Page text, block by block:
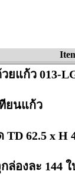
ยแก้ว 013-
ยนแก้ว
TD 62.5 x H
ล่องละ 144 ใ